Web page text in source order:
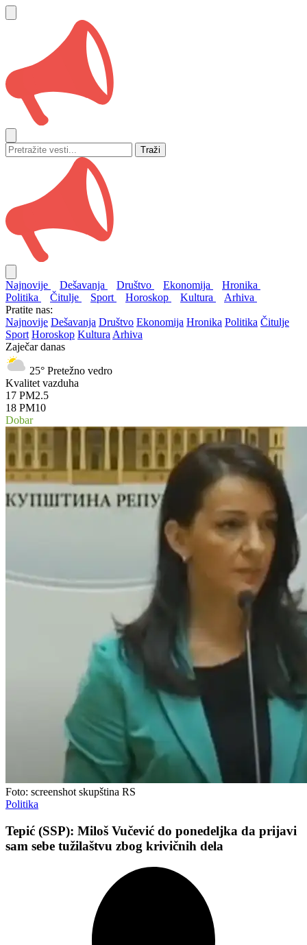
Traži
Najnovije Dešavanja Društvo Ekonomija
Hronika
Politika
Čitulje Sport Horoskop Kultura
Arhiva
Pratite nas:
Najnovije Dešavanja Društvo Ekonomija Hronika Politika Čitulje
Sport Horoskop Kultura Arhiva
Zaječar danas
25° Pretežno vedro
Kvalitet vazduha
17 PM2.5
18 PM10
Dobar
Foto: screenshot skupština RS
Politika
Tepić (SSP): Miloš Vučević do ponedeljka da prijavi
sam sebe tužilaštvu zbog krivičnih dela